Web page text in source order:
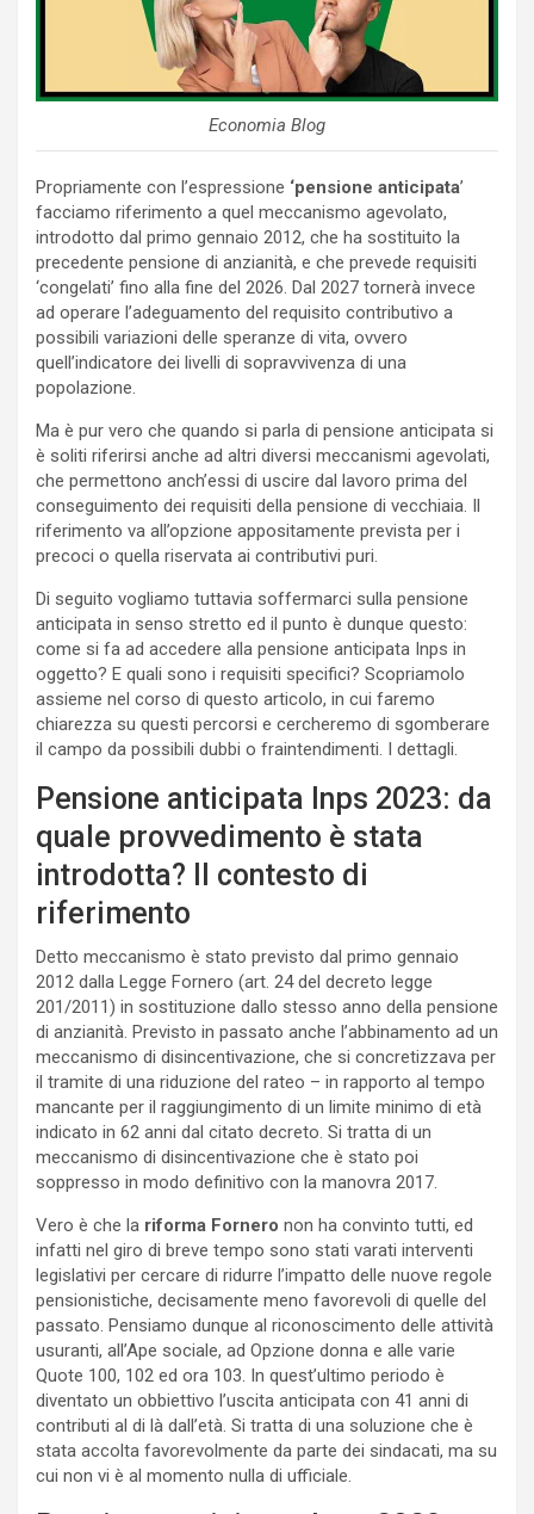
Economia Blog
Propriamente con l’espressione ‘pensione anticipata’
facciamo riferimento a quel meccanismo agevolato,
introdotto dal primo gennaio 2012, che ha sostituito la
precedente pensione di anzianità, e che prevede requisiti
‘congelati’ fino alla fine del 2026. Dal 2027 tornerà invece
ad operare l’adeguamento del requisito contributivo a
possibili variazioni delle speranze di vita, ovvero
quell’indicatore dei livelli di sopravvivenza di una
popolazione.
Ma è pur vero che quando si parla di pensione anticipata si
è soliti riferirsi anche ad altri diversi meccanismi agevolati,
che permettono anch’essi di uscire dal lavoro prima del
conseguimento dei requisiti della pensione di vecchiaia. Il
riferimento va all’opzione appositamente prevista per i
precoci o quella riservata ai contributivi puri.
Di seguito vogliamo tuttavia soffermarci sulla pensione
anticipata in senso stretto ed il punto è dunque questo:
come si fa ad accedere alla pensione anticipata Inps in
oggetto? E quali sono i requisiti specifici? Scopriamolo
assieme nel corso di questo articolo, in cui faremo
chiarezza su questi percorsi e cercheremo di sgomberare
il campo da possibili dubbi o fraintendimenti. I dettagli.
Pensione anticipata Inps 2023: da
quale provvedimento è stata
introdotta? Il contesto di
riferimento
Detto meccanismo è stato previsto dal primo gennaio
2012 dalla Legge Fornero (art. 24 del decreto legge
201/2011) in sostituzione dallo stesso anno della pensione
di anzianità. Previsto in passato anche l’abbinamento ad un
meccanismo di disincentivazione, che si concretizzava per
il tramite di una riduzione del rateo – in rapporto al tempo
mancante per il raggiungimento di un limite minimo di età
indicato in 62 anni dal citato decreto. Si tratta di un
meccanismo di disincentivazione che è stato poi
soppresso in modo definitivo con la manovra 2017.
Vero è che la riforma Fornero non ha convinto tutti, ed
infatti nel giro di breve tempo sono stati varati interventi
legislativi per cercare di ridurre l’impatto delle nuove regole
pensionistiche, decisamente meno favorevoli di quelle del
passato. Pensiamo dunque al riconoscimento delle attività
usuranti, all’Ape sociale, ad Opzione donna e alle varie
Quote 100, 102 ed ora 103. In quest’ultimo periodo è
diventato un obbiettivo l’uscita anticipata con 41 anni di
contributi al di là dall’età. Si tratta di una soluzione che è
stata accolta favorevolmente da parte dei sindacati, ma su
cui non vi è al momento nulla di ufficiale.